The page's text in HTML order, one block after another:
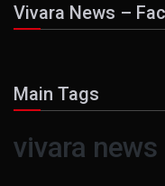
Vivara News –
Main Tags
vivara news